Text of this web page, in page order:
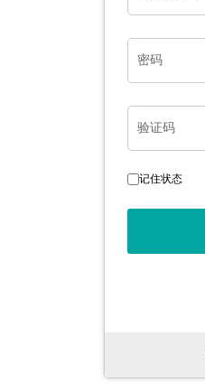
密码
验证码
记住状态